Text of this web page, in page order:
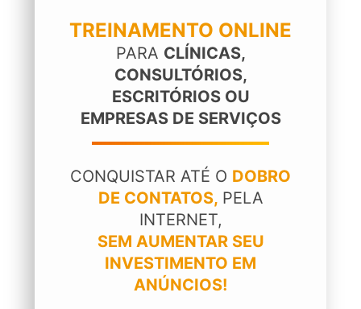
TREINAMENTO ONLINE
PARA CLÍNICAS,
CONSULTÓRIOS,
ESCRITÓRIOS OU
EMPRESAS DE SERVIÇOS
CONQUISTAR ATÉ O DOBRO
DE CONTATOS, PELA
INTERNET,
SEM AUMENTAR SEU
INVESTIMENTO EM
ANÚNCIOS!